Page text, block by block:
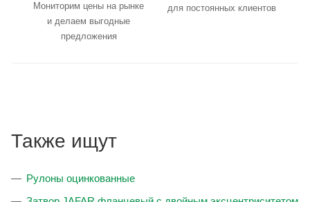
Мониторим цены на рынке
и делаем выгодные
предложения
для постоянных клиентов
Также ищут
Рулоны оцинкованные